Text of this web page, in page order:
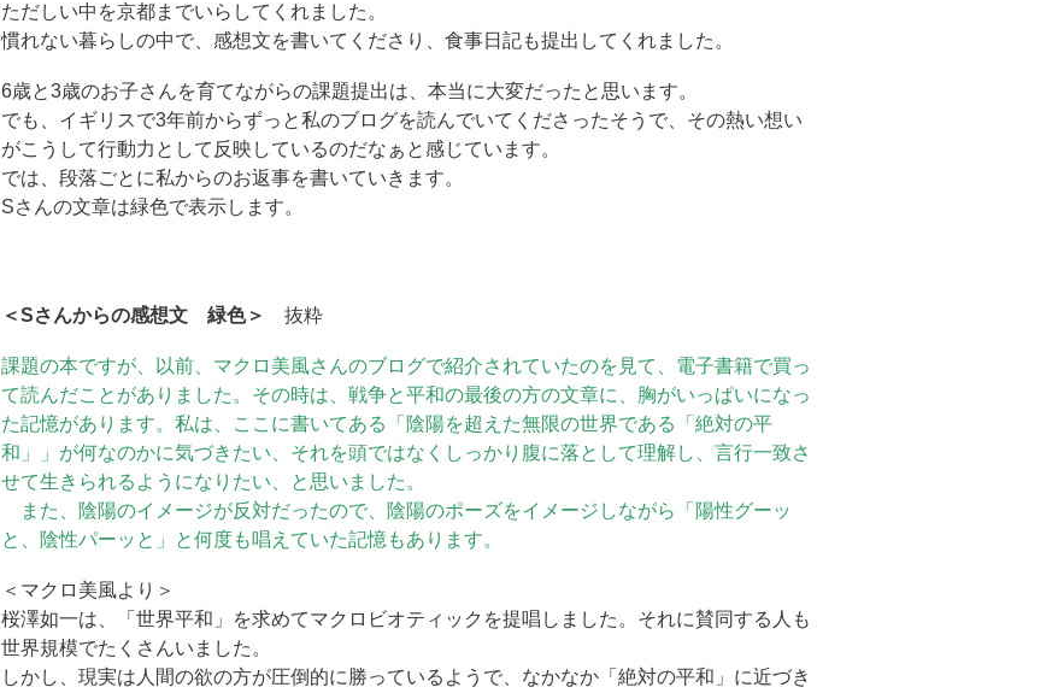
ただしい中を京都までいらしてくれました。
慣れない暮らしの中で、感想文を書いてくださり、食事日記も提出してくれました。
6歳と3歳のお子さんを育てながらの課題提出は、本当に大変だったと思います。
でも、イギリスで3年前からずっと私のブログを読んでいてくださったそうで、その熱い想い
がこうして行動力として反映しているのだなぁと感じています。
では、段落ごとに私からのお返事を書いていきます。
Sさんの文章は緑色で表示します。
＜Sさんからの感想文 緑色＞ 抜粋
課題の本ですが、以前、マクロ美風さんのブログで紹介されていたのを見て、電子書籍で買っ
て読んだことがありました。その時は、戦争と平和の最後の方の文章に、胸がいっぱいになっ
た記憶があります。私は、ここに書いてある「陰陽を超えた無限の世界である「絶対の平
和」」が何なのかに気づきたい、それを頭ではなくしっかり腹に落として理解し、言行一致さ
せて生きられるようになりたい、と思いました。
また、陰陽のイメージが反対だったので、陰陽のポーズをイメージしながら「陽性グーッ
と、陰性パーッと」と何度も唱えていた記憶もあります。
＜マクロ美風より＞
桜澤如一は、「世界平和」を求めてマクロビオティックを提唱しました。それに賛同する人も
世界規模でたくさんいました。
しかし、現実は人間の欲の方が圧倒的に勝っているようで、なかなか「絶対の平和」に近づき